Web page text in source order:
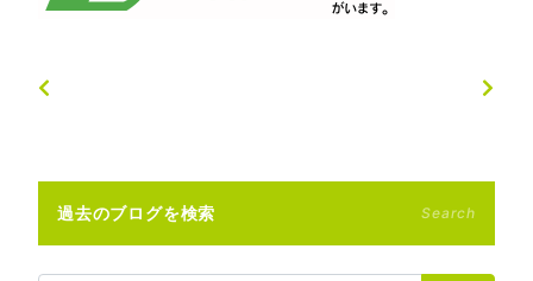
過去のブログを検索 Search